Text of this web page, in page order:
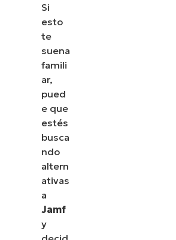
Si
esto
te
suena
famili
ar,
pued
e que
estés
busca
ndo
altern
ativas
a
Jamf
y